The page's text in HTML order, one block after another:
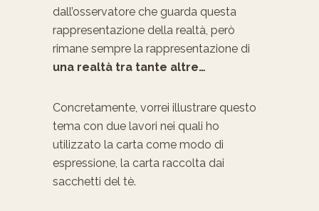
dall’osservatore che guarda questa
rappresentazione della realtà, però
rimane sempre la rappresentazione di
una realtà tra tante altre…
Concretamente, vorrei illustrare questo
tema con due lavori nei quali ho
utilizzato la carta come modo di
espressione, la carta raccolta dai
sacchetti del tè.